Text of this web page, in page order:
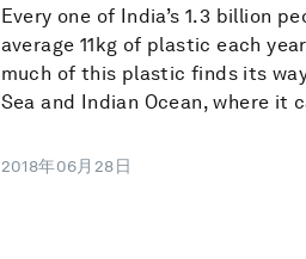
Every one of India’s 1.3 billion
average 11kg of plastic each
much of this plastic finds its
Sea and Indian Ocean, where it
2018年06月28日